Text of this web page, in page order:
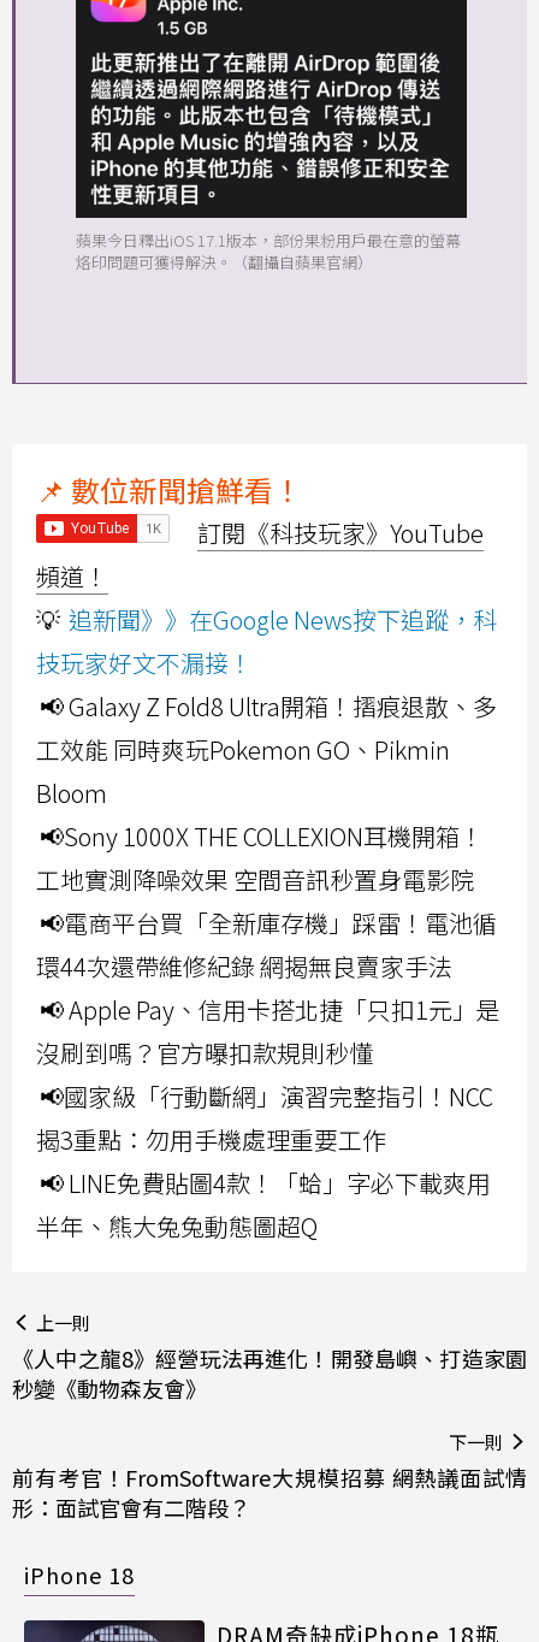
蘋果今日釋出iOS 17.1版本，部份果粉用戶最在意的螢幕
烙印問題可獲得解決。（翻攝自蘋果官網）
📌 數位新聞搶鮮看！
訂閱《科技玩家》YouTube
頻道！
💡 追新聞》》在Google News按下追蹤，科
技玩家好文不漏接！
📢 Galaxy Z Fold8 Ultra開箱！摺痕退散、多
工效能 同時爽玩Pokemon GO、Pikmin
Bloom
📢Sony 1000X THE COLLEXION耳機開箱！
工地實測降噪效果 空間音訊秒置身電影院
📢電商平台買「全新庫存機」踩雷！電池循
環44次還帶維修紀錄 網揭無良賣家手法
📢 Apple Pay、信用卡搭北捷「只扣1元」是
沒刷到嗎？官方曝扣款規則秒懂
📢國家級「行動斷網」演習完整指引！NCC
揭3重點：勿用手機處理重要工作
📢 LINE免費貼圖4款！「蛤」字必下載爽用
半年、熊大兔兔動態圖超Q
上一則
《人中之龍8》經營玩法再進化！開發島嶼、打造家園
秒變《動物森友會》
下一則
前有考官！FromSoftware大規模招募 網熱議面試情
形：面試官會有二階段？
iPhone 18
DRAM奇缺成iPhone 18瓶